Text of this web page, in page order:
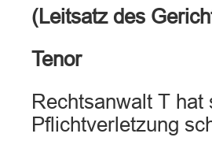
(Leitsatz des
Tenor
Rechtsanwalt T
Pflichtverletzung